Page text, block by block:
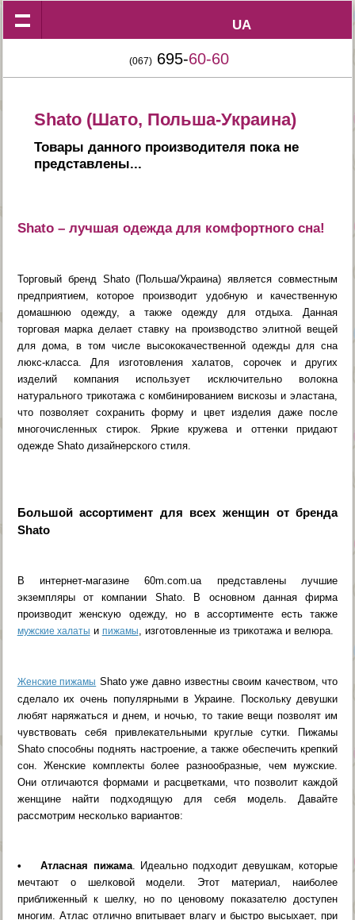
UA
UA
(067) 695-60-60
Shato (Шато, Польша-Украина)
Товары данного производителя пока не
представлены...
Shato – лучшая одежда для комфортного сна!
Торговый бренд Shato (Польша/Украина) является совместным
предприятием, которое производит удобную и качественную
домашнюю одежду, а также одежду для отдыха. Данная
торговая марка делает ставку на производство элитной вещей
для дома, в том числе высококачественной одежды для сна
люкс-класса. Для изготовления халатов, сорочек и других
изделий компания использует исключительно волокна
натурального трикотажа с комбинированием вискозы и эластана,
что позволяет сохранить форму и цвет изделия даже после
многочисленных стирок. Яркие кружева и оттенки придают
одежде Shato дизайнерского стиля.
Большой ассортимент для всех женщин от бренда
Shato
В интернет-магазине 60m.com.ua представлены лучшие
экземпляры от компании Shato. В основном данная фирма
производит женскую одежду, но в ассортименте есть также
мужские халаты и пижамы, изготовленные из трикотажа и велюра.
Женские пижамы Shato уже давно известны своим качеством, что
сделало их очень популярными в Украине. Поскольку девушки
любят наряжаться и днем, и ночью, то такие вещи позволят им
чувствовать себя привлекательными круглые сутки. Пижамы
Shato способны поднять настроение, а также обеспечить крепкий
сон. Женские комплекты более разнообразные, чем мужские.
Они отличаются формами и расцветками, что позволит каждой
женщине найти подходящую для себя модель. Давайте
рассмотрим несколько вариантов:
• Атласная пижама. Идеально подходит девушкам, которые
мечтают о шелковой модели. Этот материал, наиболее
приближенный к шелку, но по ценовому показателю доступен
многим. Атлас отлично впитывает влагу и быстро высыхает, при